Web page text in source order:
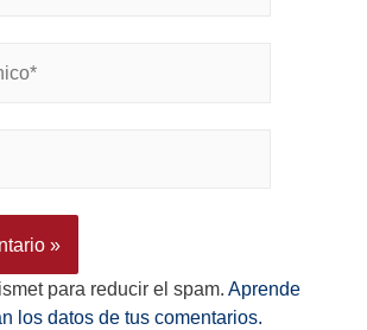
para reducir el spam. Aprende
los datos de tus comentarios.